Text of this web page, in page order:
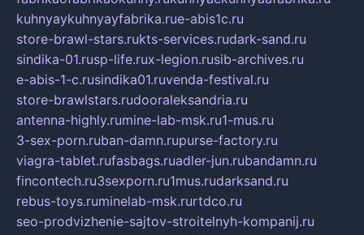
kuhnyaykuhnyayfabrika.rue-abis1c.ru
store-brawl-stars.rukts-services.rudark-sand.ru
sindika-01.rusp-life.rux-legion.rusib-archives.ru
e-abis-1-c.rusindika01.ruvenda-festival.ru
store-brawlstars.rudooraleksandria.ru
antenna-highly.rumine-lab-msk.ru1-mus.ru
3-sex-porn.ruban-damn.rupurse-factory.ru
viagra-tablet.rufasbags.ruadler-jun.rubandamn.ru
fincontech.ru3sexporn.ru1mus.rudarksand.ru
rebus-toys.ruminelab-msk.rurtdco.ru
seo-prodvizhenie-sajtov-stroitelnyh-kompanij.ru